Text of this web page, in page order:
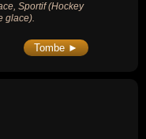
Sportif (Hockey
glace).
Tombe ►